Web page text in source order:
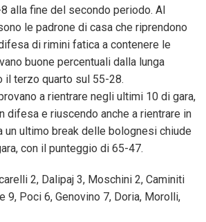
alla fine del secondo periodo. Al
le padrone di casa che riprendono
di rimini fatica a contenere le
buone percentuali dalla lunga
il terzo quarto sul 55-28.
a rientrare negli ultimi 10 di gara,
difesa e riuscendo anche a rientrare in
un ultimo break delle bolognesi chiude
con il punteggio di 65-47.
2, Dalipaj 3, Moschini 2, Caminiti
9, Poci 6, Genovino 7, Doria, Morolli,